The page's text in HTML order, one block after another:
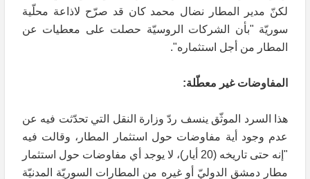
لكنّ مدير المطار نضال محمد كان قد صرّح لاذاعة محلّية
سوريّة "بأن الشركات الروسيّة حصلت على معطيات عن
المطار من أجل استثماره".
المفاوضات غير معطّلة:
هذا السرد الموثّق ينسف ردّ وزارة النقل التي تحدّثت فيه عن
عدم وجود أية مفاوضات حول استثمار المطار، وقالت فيه
"إنه حتى تاريخه (20 أيار)، لا يوجد أي مفاوضات حول استثمار
مطار دمشق الدوليّ أو غيره من المطارات السوريّة المدنيّة